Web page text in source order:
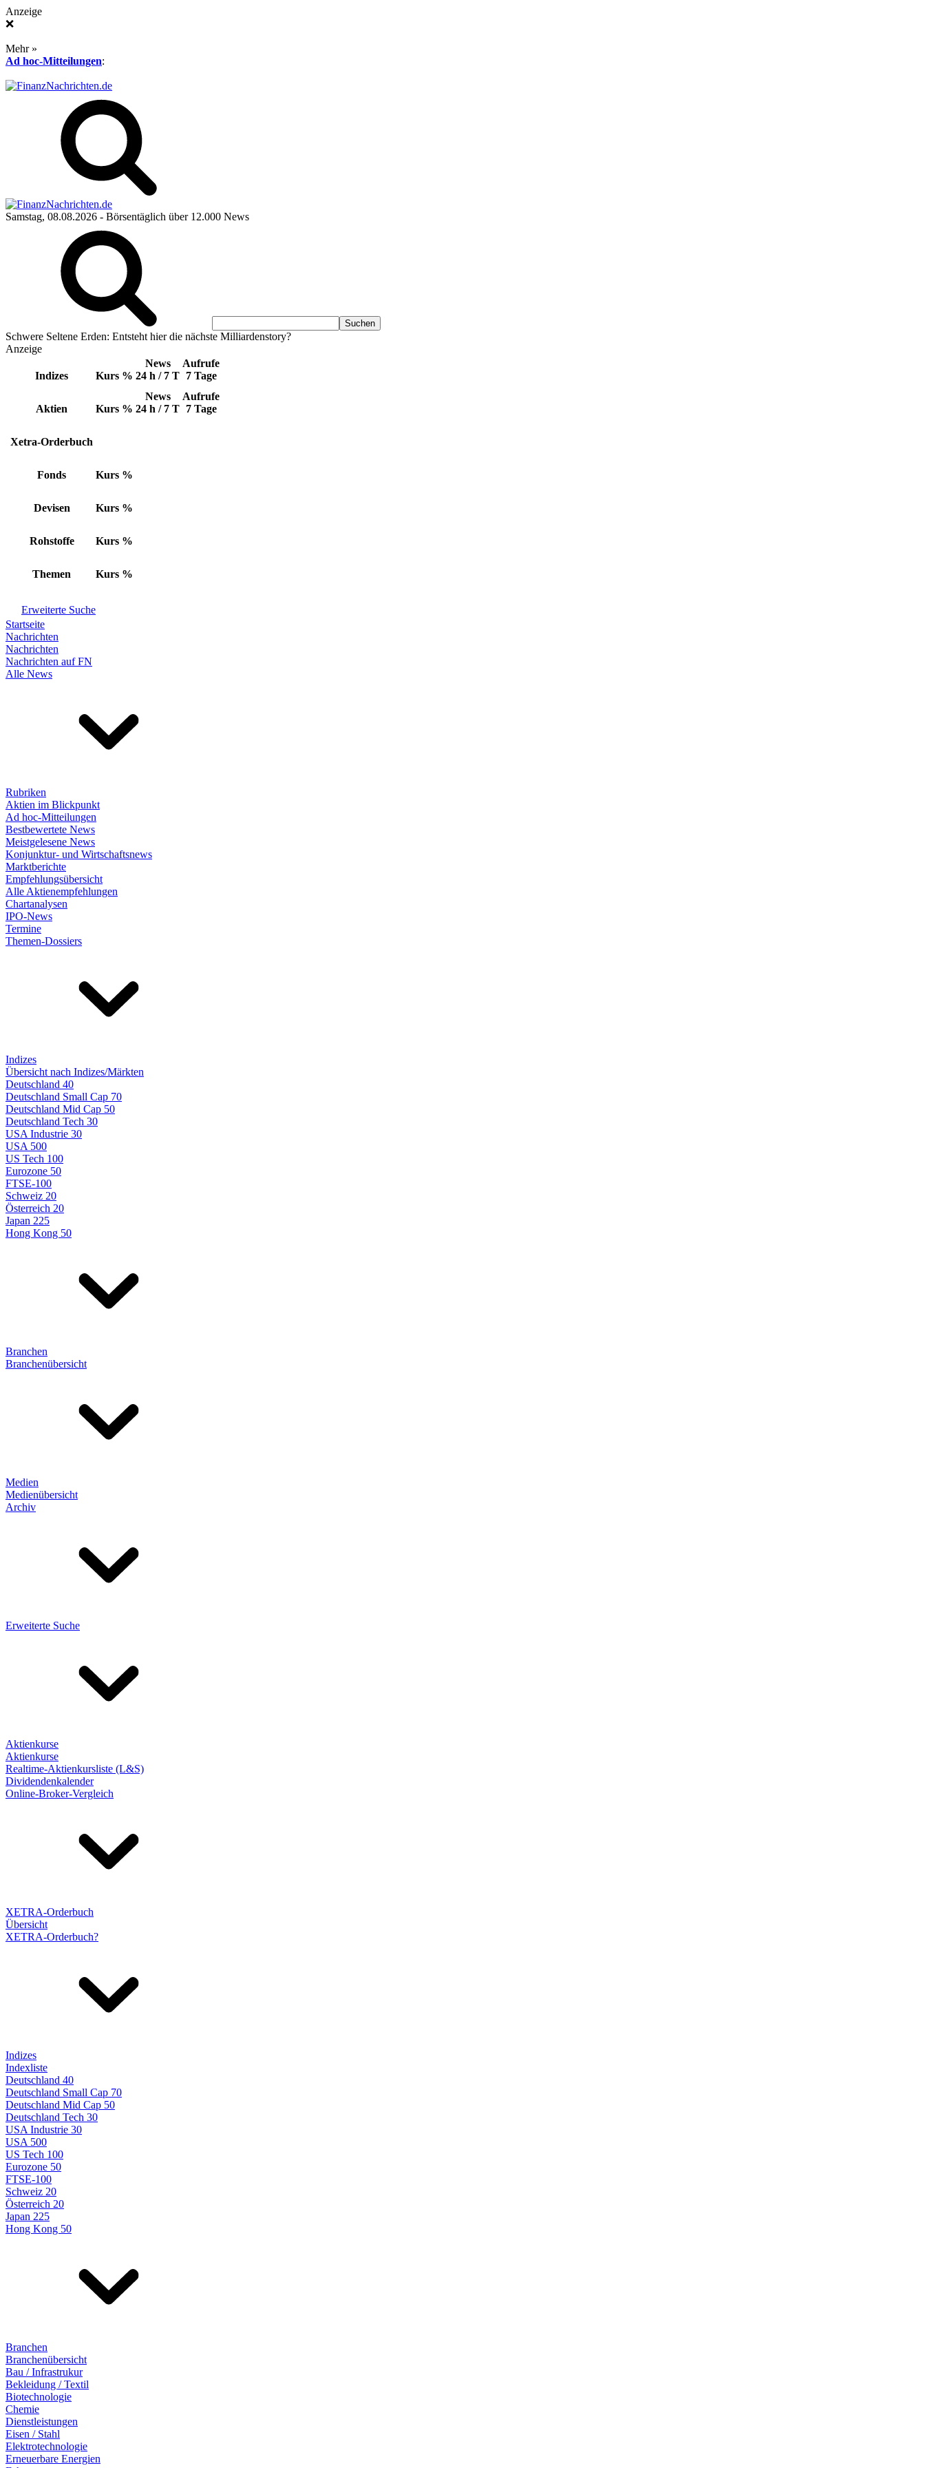
Anzeige
❌
Mehr »
Ad hoc-Mitteilungen:
Samstag, 08.08.2026 - Börsentäglich über 12.000 News
Schwere Seltene Erden: Entsteht hier die nächste Milliardenstory?
Anzeige
Indizes Kurs %
News
24 h / 7 T
Aufrufe
7 Tage
Aktien Kurs %
News
24 h / 7 T
Aufrufe
7 Tage
Xetra-Orderbuch
Fonds Kurs %
Devisen Kurs %
Rohstoffe Kurs %
Themen Kurs %
Erweiterte Suche
Startseite
Nachrichten
Nachrichten
Nachrichten auf FN
Alle News
Rubriken
Aktien im Blickpunkt
Ad hoc-Mitteilungen
Bestbewertete News
Meistgelesene News
Konjunktur- und Wirtschaftsnews
Marktberichte
Empfehlungsübersicht
Alle Aktienempfehlungen
Chartanalysen
IPO-News
Termine
Themen-Dossiers
Indizes
Übersicht nach Indizes/Märkten
Deutschland 40
Deutschland Small Cap 70
Deutschland Mid Cap 50
Deutschland Tech 30
USA Industrie 30
USA 500
US Tech 100
Eurozone 50
FTSE-100
Schweiz 20
Österreich 20
Japan 225
Hong Kong 50
Branchen
Branchenübersicht
Medien
Medienübersicht
Archiv
Erweiterte Suche
Aktienkurse
Aktienkurse
Realtime-Aktienkursliste (L&S)
Dividendenkalender
Online-Broker-Vergleich
XETRA-Orderbuch
Übersicht
XETRA-Orderbuch?
Indizes
Indexliste
Deutschland 40
Deutschland Small Cap 70
Deutschland Mid Cap 50
Deutschland Tech 30
USA Industrie 30
USA 500
US Tech 100
Eurozone 50
FTSE-100
Schweiz 20
Österreich 20
Japan 225
Hong Kong 50
Branchen
Branchenübersicht
Bau / Infrastrukur
Bekleidung / Textil
Biotechnologie
Chemie
Dienstleistungen
Eisen / Stahl
Elektrotechnologie
Erneuerbare Energien